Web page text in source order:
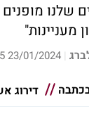
שלנו
מעניינות"
|
23/01/2024 11:55
דירוג